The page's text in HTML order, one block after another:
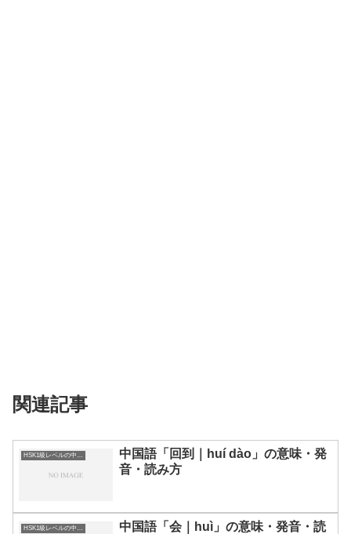
関連記事
中国語「回到｜huí dào」の意味・発
音・読み方
中国語「会｜huì」の意味・発音・読